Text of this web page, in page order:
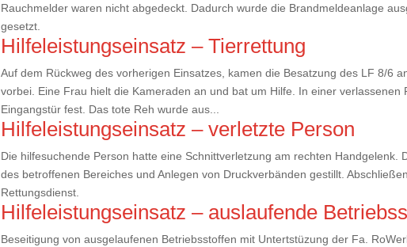
Rauchmelder waren nicht abgedeckt. Dadurch wurde die Brandmeldeanlage
gesetzt.
Hilfeleistungseinsatz – Tierrettung
Auf dem Rückweg des vorherigen Einsatzes, kamen die Besatzung des LF 8/6
vorbei. Eine Frau hielt die Kameraden an und bat um Hilfe. In einer verlassenen
Eingangstür fest. Das tote Reh wurde aus...
Hilfeleistungseinsatz – verletzte Person
Die hilfesuchende Person hatte eine Schnittverletzung am rechten Handgelenk.
des betroffenen Bereiches und Anlegen von Druckverbänden gestillt.
Rettungsdienst.
Hilfeleistungseinsatz – auslaufende
Beseitigung von ausgelaufenen Betriebsstoffen mit Untertstüzung der Fa.